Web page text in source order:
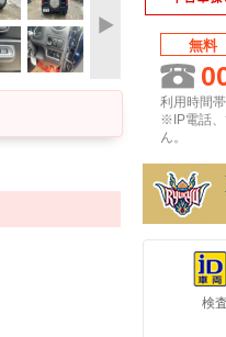
無料
利用時間
※IP電話、
ん。
検